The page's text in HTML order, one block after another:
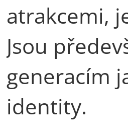
atrakcemi,
Jsou
generacím
identity.